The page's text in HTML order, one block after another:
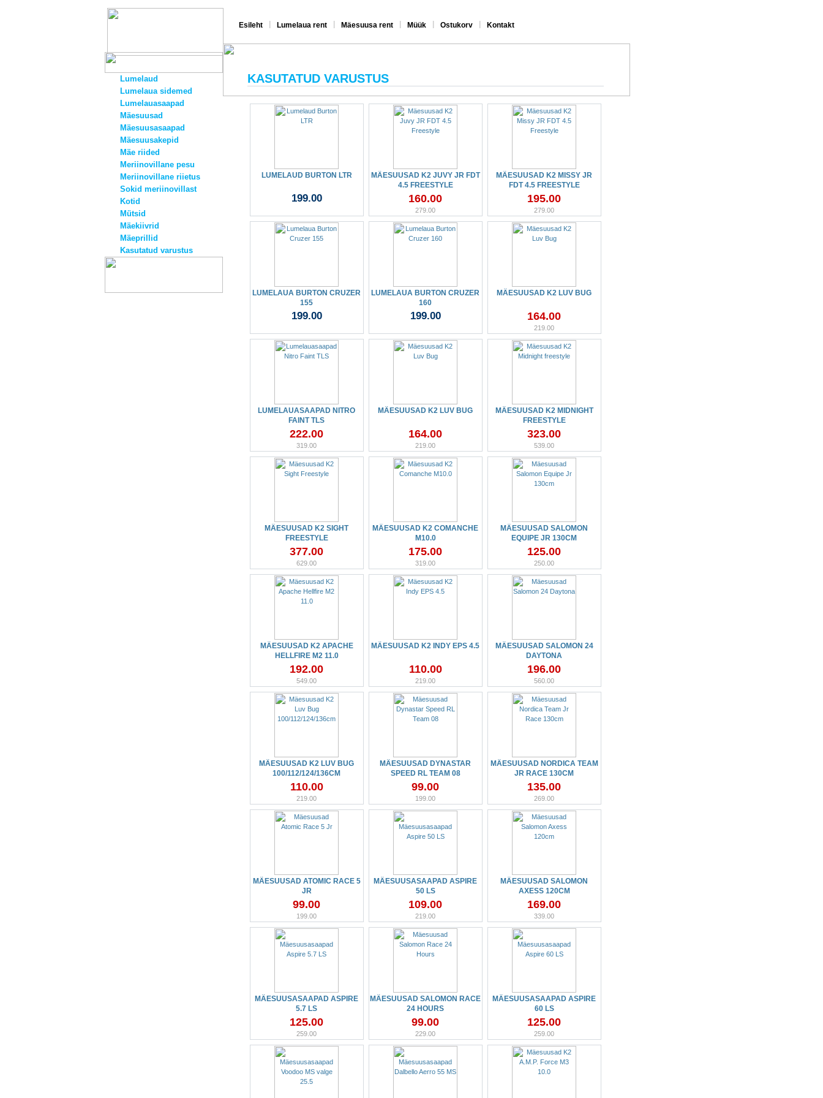
Esileht Lumelaua rent Mäesuusa rent Müük Ostukorv Kontakt
Lumelaud
Lumelaua sidemed
Lumelauasaapad
Mäesuusad
Mäesuusasaapad
Mäesuusakepid
Mäe riided
Meriinovillane pesu
Meriinovillane riietus
Sokid meriinovillast
Kotid
Mütsid
Mäekiivrid
Mäeprillid
Kasutatud varustus
KASUTATUD VARUSTUS
LUMELAUD BURTON LTR
199.00
MÄESUUSAD K2 JUVY JR FDT
4.5 FREESTYLE
160.00
279.00
MÄESUUSAD K2 MISSY JR
FDT 4.5 FREESTYLE
195.00
279.00
LUMELAUA BURTON CRUZER
155
199.00
LUMELAUA BURTON CRUZER
160
199.00
MÄESUUSAD K2 LUV BUG
164.00
219.00
LUMELAUASAAPAD NITRO
FAINT TLS
222.00
319.00
MÄESUUSAD K2 LUV BUG
164.00
219.00
MÄESUUSAD K2 MIDNIGHT
FREESTYLE
323.00
539.00
MÄESUUSAD K2 SIGHT
FREESTYLE
377.00
629.00
MÄESUUSAD K2 COMANCHE
M10.0
175.00
319.00
MÄESUUSAD SALOMON
EQUIPE JR 130CM
125.00
250.00
MÄESUUSAD K2 APACHE
HELLFIRE M2 11.0
192.00
549.00
MÄESUUSAD K2 INDY EPS 4.5
110.00
219.00
MÄESUUSAD SALOMON 24
DAYTONA
196.00
560.00
MÄESUUSAD K2 LUV BUG
100/112/124/136CM
110.00
219.00
MÄESUUSAD DYNASTAR
SPEED RL TEAM 08
99.00
199.00
MÄESUUSAD NORDICA TEAM
JR RACE 130CM
135.00
269.00
MÄESUUSAD ATOMIC RACE 5
JR
99.00
199.00
MÄESUUSASAAPAD ASPIRE
50 LS
109.00
219.00
MÄESUUSAD SALOMON
AXESS 120CM
169.00
339.00
MÄESUUSASAAPAD ASPIRE
5.7 LS
125.00
259.00
MÄESUUSAD SALOMON RACE
24 HOURS
99.00
229.00
MÄESUUSASAAPAD ASPIRE
60 LS
125.00
259.00